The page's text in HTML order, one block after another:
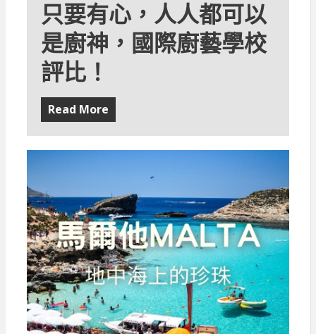
只要有心，人人都可以
是廚神，國際廚藝學校
評比！
Read More